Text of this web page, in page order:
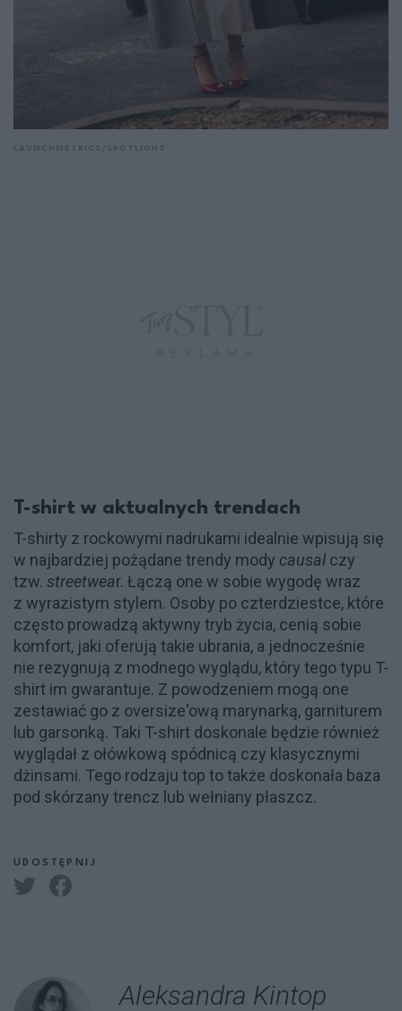
T-shirt w aktualnych trendach
T-shirty z rockowymi nadrukami idealnie wpisują się
w najbardziej pożądane trendy mody causal czy
tzw. streetwear. Łączą one w sobie wygodę wraz
z wyrazistym stylem. Osoby po czterdziestce, które
często prowadzą aktywny tryb życia, cenią sobie
komfort, jaki oferują takie ubrania, a jednocześnie
nie rezygnują z modnego wyglądu, który tego typu T-
shirt im gwarantuje. Z powodzeniem mogą one
zestawiać go z oversize'ową marynarką, garniturem
lub garsonką. Taki T-shirt doskonale będzie również
wyglądał z ołówkową spódnicą czy klasycznymi
dżinsami. Tego rodzaju top to także doskonała baza
pod skórzany trencz lub wełniany płaszcz.
UDOSTĘPNIJ
Aleksandra Kintop